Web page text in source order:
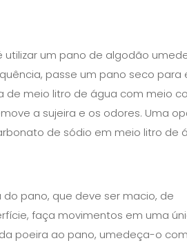
um pano de algodão
passe um pano seco para
de meio litro de água com meio
a sujeira e os odores. Uma
de sódio em meio litro de
pano, que deve ser macio, de
faça movimentos em uma
poeira ao pano, umedeça-o